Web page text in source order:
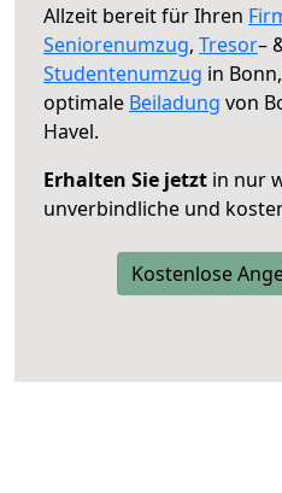
Allzeit bereit für Ihren
Seniorenumzug, Tresor–
Studentenumzug in Bonn,
optimale Beiladung von
Havel.
Erhalten Sie jetzt in nur
unverbindliche und
Kostenlose